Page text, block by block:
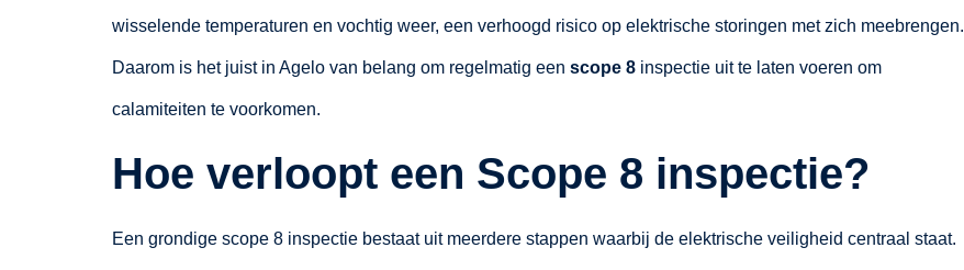
wisselende temperaturen en vochtig weer, een verhoogd risico op elektrische storingen met zich meebrengen.
Daarom is het juist in Agelo van belang om regelmatig een scope 8 inspectie uit te laten voeren om
calamiteiten te voorkomen.
Hoe verloopt een Scope 8 inspectie?
Een grondige scope 8 inspectie bestaat uit meerdere stappen waarbij de elektrische veiligheid centraal staat.